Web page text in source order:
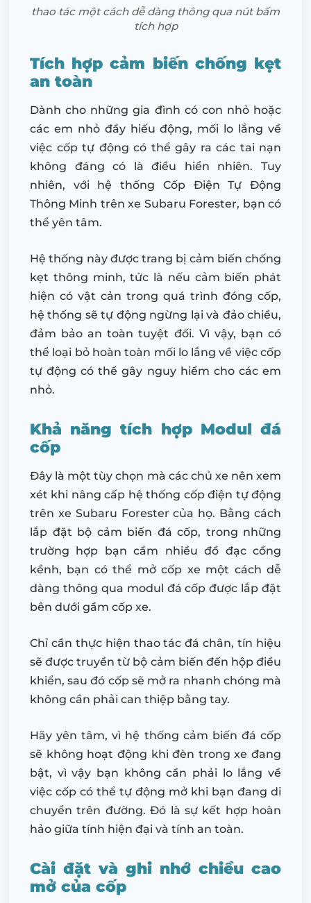
thao tác một cách dễ dàng thông qua nút bấm
tích hợp
Tích hợp cảm biến chống kẹt
an toàn
Dành cho những gia đình có con nhỏ hoặc
các em nhỏ đầy hiếu động, mối lo lắng về
việc cốp tự động có thể gây ra các tai nạn
không đáng có là điều hiển nhiên. Tuy
nhiên, với hệ thống Cốp Điện Tự Động
Thông Minh trên xe Subaru Forester, bạn có
thể yên tâm.
Hệ thống này được trang bị cảm biến chống
kẹt thông minh, tức là nếu cảm biến phát
hiện có vật cản trong quá trình đóng cốp,
hệ thống sẽ tự động ngừng lại và đảo chiều,
đảm bảo an toàn tuyệt đối. Vì vậy, bạn có
thể loại bỏ hoàn toàn mối lo lắng về việc cốp
tự động có thể gây nguy hiểm cho các em
nhỏ.
Khả năng tích hợp Modul đá
cốp
Đây là một tùy chọn mà các chủ xe nên xem
xét khi nâng cấp hệ thống cốp điện tự động
trên xe Subaru Forester của họ. Bằng cách
lắp đặt bộ cảm biến đá cốp, trong những
trường hợp bạn cầm nhiều đồ đạc cồng
kềnh, bạn có thể mở cốp xe một cách dễ
dàng thông qua modul đá cốp được lắp đặt
bên dưới gầm cốp xe.
Chỉ cần thực hiện thao tác đá chân, tín hiệu
sẽ được truyền từ bộ cảm biến đến hộp điều
khiển, sau đó cốp sẽ mở ra nhanh chóng mà
không cần phải can thiệp bằng tay.
Hãy yên tâm, vì hệ thống cảm biến đá cốp
sẽ không hoạt động khi đèn trong xe đang
bật, vì vậy bạn không cần phải lo lắng về
việc cốp có thể tự động mở khi bạn đang di
chuyển trên đường. Đó là sự kết hợp hoàn
hảo giữa tính hiện đại và tính an toàn.
Cài đặt và ghi nhớ chiều cao
mở của cốp